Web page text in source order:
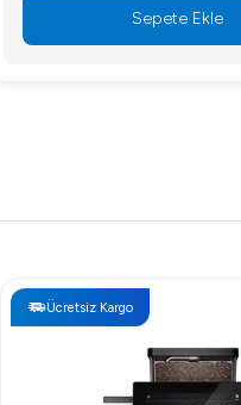
Sepete Ekle
Ücretsiz Kargo